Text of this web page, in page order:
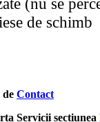
(nu se
de schimb
de Contact
Servicii sectiunea